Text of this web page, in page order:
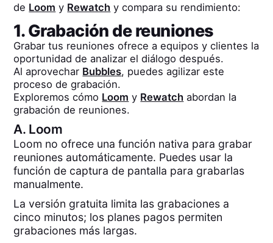
de Loom y Rewatch y compara su rendimiento:
1. Grabación de reuniones
Grabar tus reuniones ofrece a equipos y clientes la
oportunidad de analizar el diálogo después.
Al aprovechar Bubbles, puedes agilizar este
proceso de grabación.
Exploremos cómo Loom y Rewatch abordan la
grabación de reuniones.
A. Loom
Loom no ofrece una función nativa para grabar
reuniones automáticamente. Puedes usar la
función de captura de pantalla para grabarlas
manualmente.
La versión gratuita limita las grabaciones a
cinco minutos; los planes pagos permiten
grabaciones más largas.